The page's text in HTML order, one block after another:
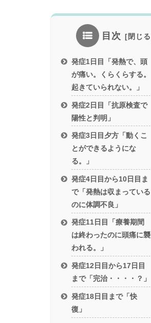
目次
発症1日目「発熱で、頭
が痛い。くらくらする。
起きていられない。」
発症2日目「抗原検査で
陽性と判明」
発症3日目夕方「動くこ
とができるようにな
る。」
発症4日目から10日目ま
で「発熱は収まっている
のに体調不良」
発症11日目「療養期間
は終わったのに頭痛に襲
われる。」
発症12日目から17日目
まで「完治・・・・？」
発症18日目まで「快
復」